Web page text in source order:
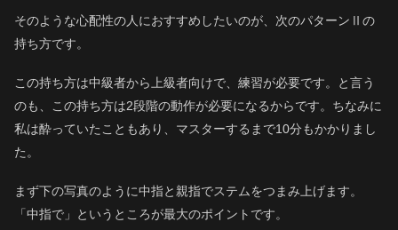
そのような心配性の人におすすめしたいのが、次のパターンⅡの
持ち方です。
この持ち方は中級者から上級者向けで、練習が必要です。と言う
のも、この持ち方は2段階の動作が必要になるからです。ちなみに
私は酔っていたこともあり、マスターするまで10分もかかりまし
た。
まず下の写真のように中指と親指でステムをつまみ上げます。
「中指で」というところが最大のポイントです。